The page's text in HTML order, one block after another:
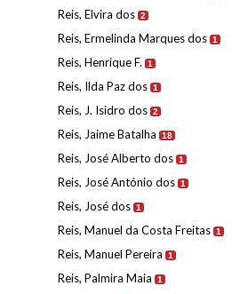
Reis, Elvira dos 2
Reis, Ermelinda Marques dos 1
Reis, Henrique F. 1
Reis, Ilda Paz dos 1
Reis, J. Isidro dos 2
Reis, Jaime Batalha 18
Reis, José Alberto dos 1
Reis, José António dos 1
Reis, José dos 1
Reis, Manuel da Costa Freitas 1
Reis, Manuel Pereira 1
Reis, Palmira Maia 1